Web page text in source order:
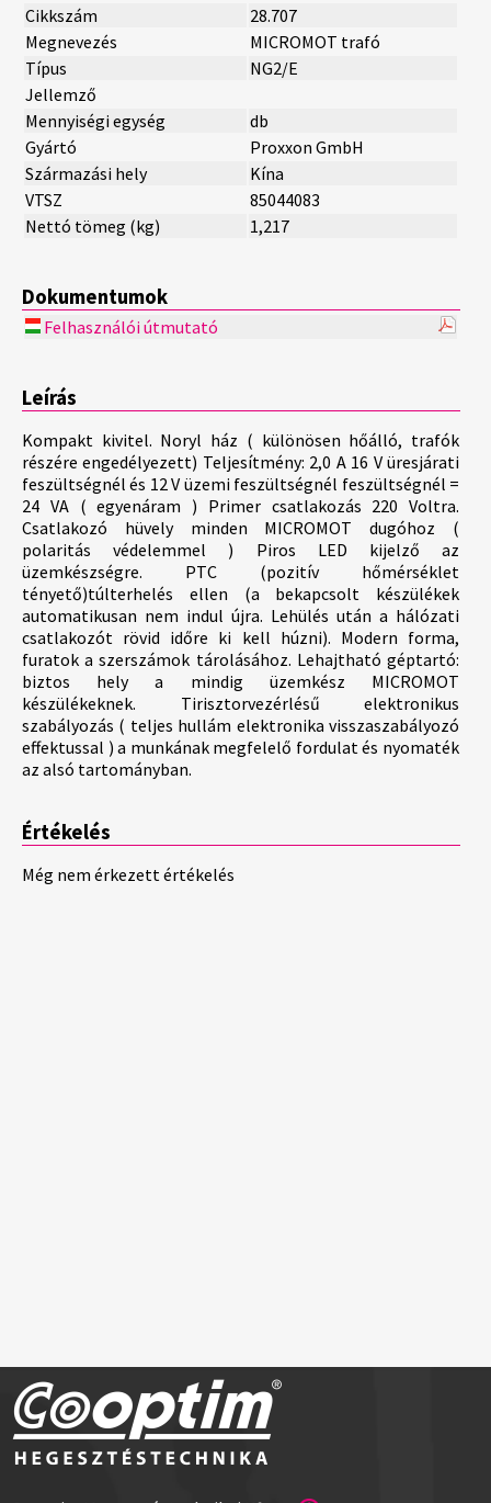
Cikkszám
28.707
Megnevezés
MICROMOT trafó
Típus
NG2/E
Jellemző
Mennyiségi egység
db
Gyártó
Proxxon GmbH
Származási hely
Kína
VTSZ
85044083
Nettó tömeg (kg)
1,217
Dokumentumok
Felhasználói útmutató
Leírás
Kompakt kivitel. Noryl ház ( különösen hőálló, trafók
részére engedélyezett) Teljesítmény: 2,0 A 16 V üresjárati
feszültségnél és 12 V üzemi feszültségnél feszültségnél =
24 VA ( egyenáram ) Primer csatlakozás 220 Voltra.
Csatlakozó hüvely minden MICROMOT dugóhoz (
polaritás védelemmel ) Piros LED kijelző az
üzemkészségre. PTC (pozitív hőmérséklet
tényető)túlterhelés ellen (a bekapcsolt készülékek
automatikusan nem indul újra. Lehülés után a hálózati
csatlakozót rövid időre ki kell húzni). Modern forma,
furatok a szerszámok tárolásához. Lehajtható géptartó:
biztos hely a mindig üzemkész MICROMOT
készülékeknek. Tirisztorvezérlésű elektronikus
szabályozás ( teljes hullám elektronika visszaszabályozó
effektussal ) a munkának megfelelő fordulat és nyomaték
az alsó tartományban.
Értékelés
Még nem érkezett értékelés